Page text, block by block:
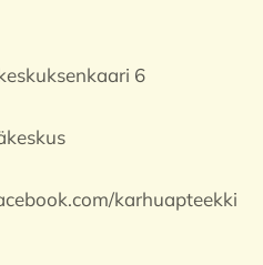
6
karhuapteekki